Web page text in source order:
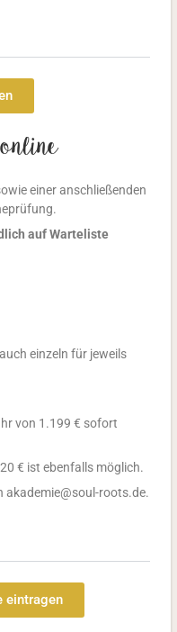
einer anschließenden
auf Warteliste
einzeln für jeweils
von 1.199 € sofort
€ ist ebenfalls möglich.
akademie@soul-roots.de.
eintragen